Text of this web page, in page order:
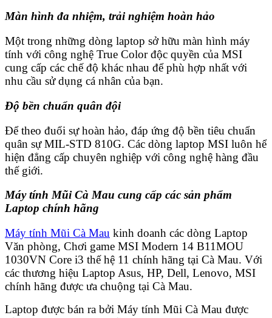
Màn hình đa nhiệm, trải nghiệm hoàn hảo
Một trong những dòng laptop sở hữu màn hình máy
tính với công nghệ True Color độc quyền của MSI
cung cấp các chế độ khác nhau để phù hợp nhất với
nhu cầu sử dụng cá nhân của bạn.
Độ bền chuẩn quân đội
Để theo đuổi sự hoàn hảo, đáp ứng độ bền tiêu chuẩn
quân sự MIL-STD 810G. Các dòng laptop MSI luôn hể
hiện đẳng cấp chuyên nghiệp với công nghệ hàng đầu
thế giới.
Máy tính Mũi Cà Mau cung cấp các sản phẩm
Laptop chính hãng
Máy tính Mũi Cà Mau kinh doanh các dòng Laptop
Văn phòng, Chơi game MSI Modern 14 B11MOU
1030VN Core i3 thế hệ 11 chính hãng tại Cà Mau. Với
các thương hiệu Laptop Asus, HP, Dell, Lenovo, MSI
chính hãng được ưa chuộng tại Cà Mau.
Laptop được bán ra bởi Máy tính Mũi Cà Mau được